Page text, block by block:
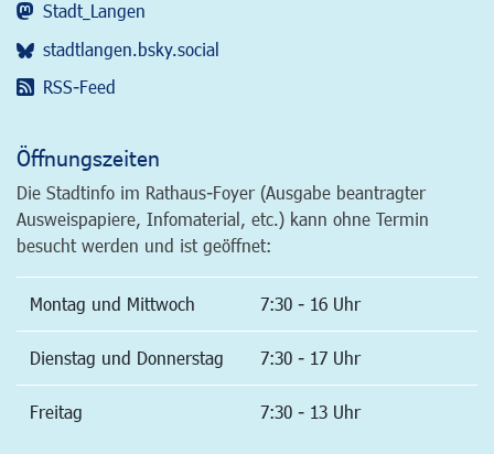
Stadt_Langen
stadtlangen.bsky.social
RSS-Feed
Öffnungszeiten
Die Stadtinfo im Rathaus-Foyer (Ausgabe beantragter
Ausweispapiere, Infomaterial, etc.) kann ohne Termin
besucht werden und ist geöffnet:
Montag und Mittwoch 7:30 - 16 Uhr
Dienstag und Donnerstag 7:30 - 17 Uhr
Freitag 7:30 - 13 Uhr